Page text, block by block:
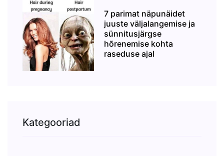
7 parimat näpunäidet
juuste väljalangemise ja
sünnitusjärgse
hõrenemise kohta
raseduse ajal
Kategooriad